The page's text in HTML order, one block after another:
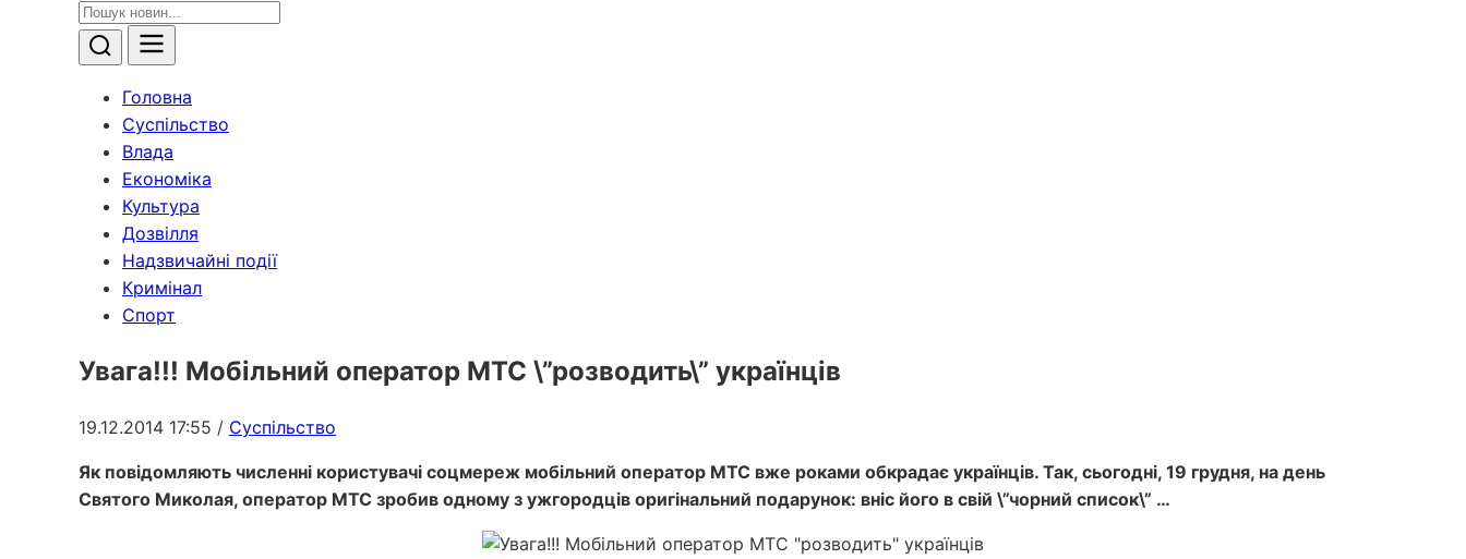
Головна
Суспільство
Влада
Економіка
Культура
Дозвілля
Надзвичайні події
Кримінал
Спорт
Увага!!! Мобільний оператор МТС \”розводить\” українців
19.12.2014 17:55 / Суспільство
Як повідомляють численні користувачі соцмереж мобільний оператор МТС вже роками обкрадає українців. Так, сьогодні, 19 грудня, на день
Святого Миколая, оператор МТС зробив одному з ужгородців оригінальний подарунок: вніс його в свій \”чорний список\” …